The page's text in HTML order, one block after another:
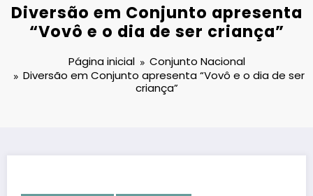
Diversão em Conjunto apresenta
“Vovô e o dia de ser criança”
Página inicial
Conjunto Nacional
Diversão em Conjunto apresenta “Vovô e o dia de ser
criança”